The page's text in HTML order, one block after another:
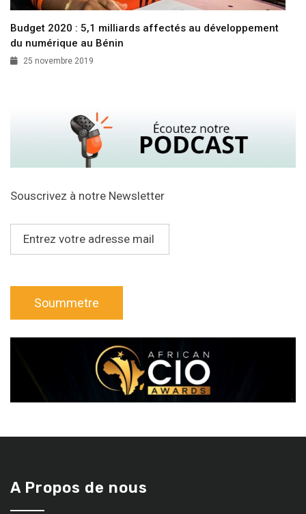
Budget 2020 : 5,1 milliards affectés au développement
du numérique au Bénin
25 novembre 2019
Souscrivez à notre Newsletter
A Propos de nous